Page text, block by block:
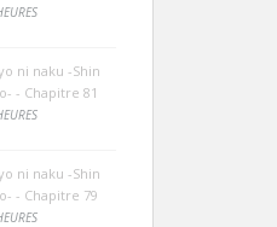
ni naku -Shin
- Chapitre 81
ni naku -Shin
- Chapitre 79